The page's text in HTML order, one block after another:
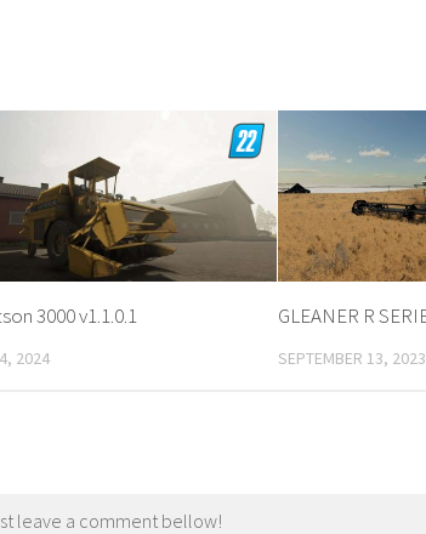
3000 v1.1.0.1
2024
GLEANER R
SEPTEMBER 13, 2023
leave a comment bellow!